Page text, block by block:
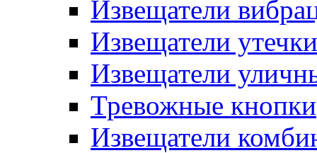
Извещатели
Извещатели утечки
Извещатели
Тревожные кнопки
Извещатели